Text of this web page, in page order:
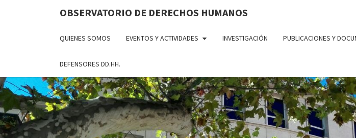
OBSERVATORIO DE DERECHOS HUMANOS
QUIENES SOMOS EVENTOS Y ACTIVIDADES INVESTIGACIÓN PUBLICACIONES Y
DEFENSORES DD.HH.